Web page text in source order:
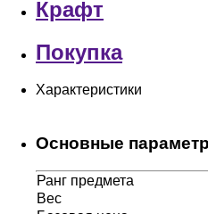
Крафт
Покупка
Характеристики
Основные
Ранг предмета
Вес